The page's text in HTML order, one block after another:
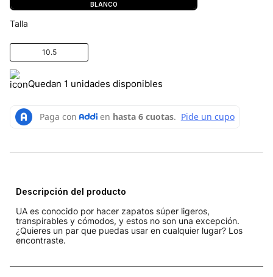
BLANCO
Talla
10.5
Quedan 1 unidades disponibles
Descripción del producto
UA es conocido por hacer zapatos súper ligeros,
transpirables y cómodos, y estos no son una excepción.
¿Quieres un par que puedas usar en cualquier lugar? Los
encontraste.